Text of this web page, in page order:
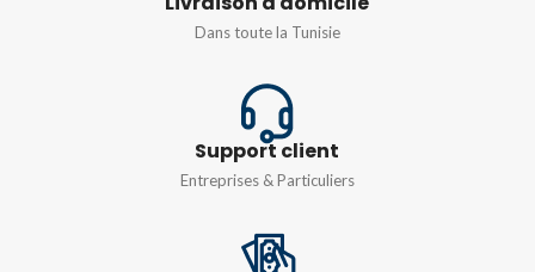
CHAMP DE DÉTECTION
TEMPS DE
5/10/15/20/30 minutes
Dans toute la Tunisie
Support client
Entreprises & Particuliers